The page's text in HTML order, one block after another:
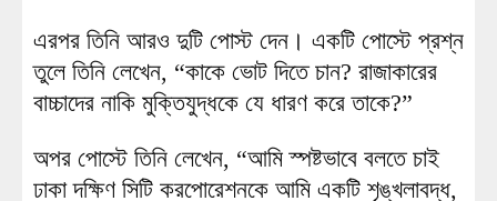
এরপর তিনি আরও দুটি পোস্ট দেন। একটি পোস্টে প্রশ্ন
তুলে তিনি লেখেন, “কাকে ভোট দিতে চান? রাজাকারের
বাচ্চাদের নাকি মুক্তিযুদ্ধকে যে ধারণ করে তাকে?”
অপর পোস্টে তিনি লেখেন, “আমি স্পষ্টভাবে বলতে চাই
ঢাকা দক্ষিণ সিটি করপোরেশনকে আমি একটি শৃঙ্খলাবদ্ধ,